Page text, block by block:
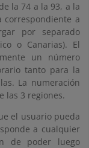
la 74 a la 93, a la
correspondiente a
por separado
o Canarias). El
un número
tanto para la
La numeración
las 3 regiones.
el usuario pueda
a cualquier
de poder luego